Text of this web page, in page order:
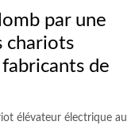
par une
chariots
de
élévateur électrique au